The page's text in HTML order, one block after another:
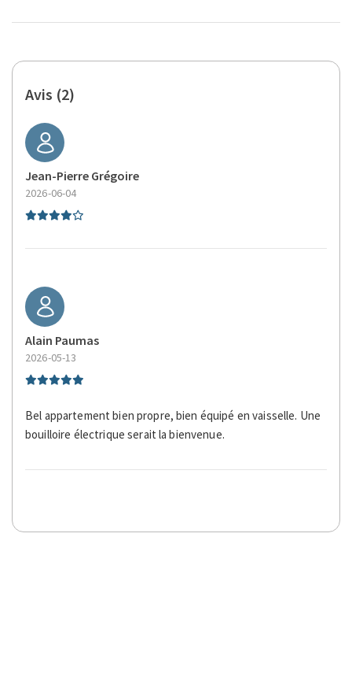
Avis (2)
Jean-Pierre Grégoire
2026-06-04
Alain Paumas
2026-05-13
Bel appartement bien propre, bien équipé en vaisselle. Une
bouilloire électrique serait la bienvenue.